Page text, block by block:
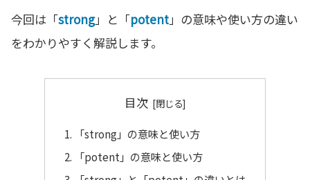
今回は「strong」と「potent」の意味や使い方の違い
をわかりやすく解説します。
目次
「strong」の意味と使い方
「potent」の意味と使い方